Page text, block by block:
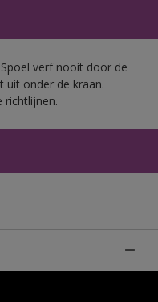
verf nooit door de
uit onder de kraan.
richtlijnen.